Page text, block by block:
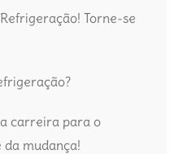
Torne-se
carreira para o
da mudança!